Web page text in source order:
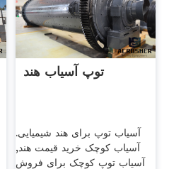
توپ آسیاب هند
آسیاب توپ برای هند شیمیایی.
آسیاب کوچک خرید قیمت هند,
آسیاب توپ کوچک برای فروش